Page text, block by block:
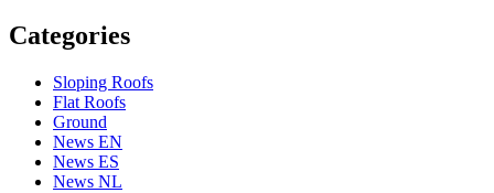
Categories
Sloping Roofs
Flat Roofs
Ground
News EN
News ES
News NL